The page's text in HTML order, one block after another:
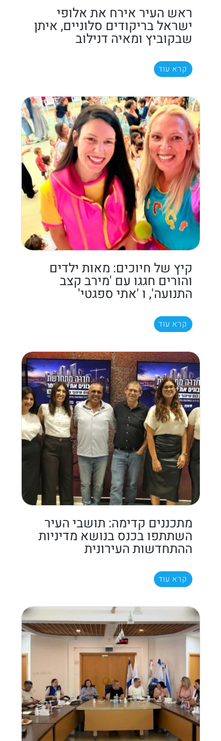
ראש העיר אירח את אלופי
ישראל בריקודים סלוניים, איתן
שבקוביץ ומאיה דנילוב
קרא עוד
קיץ של חיוכים: מאות ילדים
והורים חגגו עם 'מירב קצב
התנועה', ו 'אתי ספגטי'
קרא עוד
מתכננים קדימה: תושבי העיר
השתתפו בכנס בנושא מדיניות
ההתחדשות העירונית
קרא עוד